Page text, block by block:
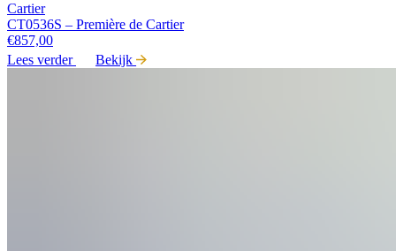
Cartier
CT0536S – Première de Cartier
€857,00
Lees verder
Bekijk